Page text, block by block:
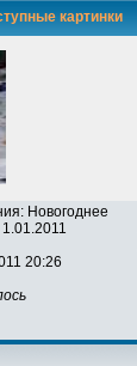
картинки
Новогоднее
20:26